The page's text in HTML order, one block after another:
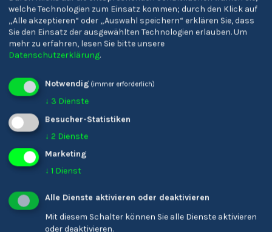
Bozen Sterzing
welche Technologien zum Einsatz kommen; durch den Klick auf
„Alle akzeptieren“ oder „Auswahl speichern“ erklären Sie, dass
Sie den Einsatz der ausgewählten Technologien erlauben.Um
mehr zu erfahren, lesen Sie bitte unsere
Datenschutzerklärung.
Notwendig (immer erforderlich)
↓ 3 Dienste
Besucher-Statistiken
↓ 2 Dienste
Marketing
↓ 1 Dienst
Alle Dienste aktivieren oder deaktivieren
Mit diesem Schalter können Sie alle Dienste aktivieren
oder deaktivieren.